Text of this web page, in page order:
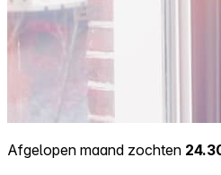
Afgelopen maand zochten